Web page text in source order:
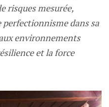
risques mesurée,
perfectionnisme dans sa
environnements
et la force